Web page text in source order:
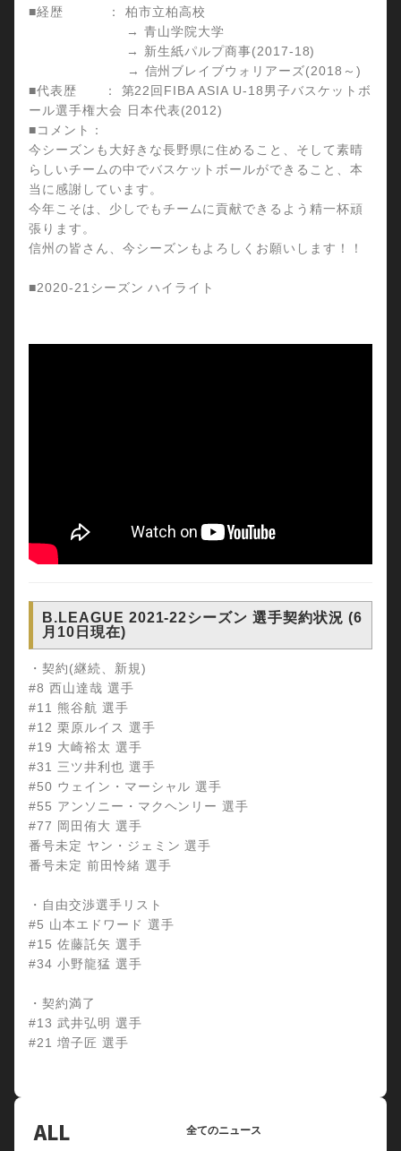
■経歴 ： 柏市立柏高校
→ 青山学院大学
→ 新生紙パルプ商事(2017-18)
→ 信州ブレイブウォリアーズ(2018～)
■代表歴 ： 第22回FIBA ASIA U-18男子バスケットボ
ール選手権大会 日本代表(2012)
■コメント：
今シーズンも大好きな長野県に住めること、そして素晴
らしいチームの中でバスケットボールができること、本
当に感謝しています。
今年こそは、少しでもチームに貢献できるよう精一杯頑
張ります。
信州の皆さん、今シーズンもよろしくお願いします！！
■2020-21シーズン ハイライト
B.LEAGUE 2021-22シーズン 選手契約状況 (6
月10日現在)
・契約(継続、新規)
#8 西山達哉 選手
#11 熊谷航 選手
#12 栗原ルイス 選手
#19 大崎裕太 選手
#31 三ツ井利也 選手
#50 ウェイン・マーシャル 選手
#55 アンソニー・マクヘンリー 選手
#77 岡田侑大 選手
番号未定 ヤン・ジェミン 選手
番号未定 前田怜緒 選手
・自由交渉選手リスト
#5 山本エドワード 選手
#15 佐藤託矢 選手
#34 小野龍猛 選手
・契約満了
#13 武井弘明 選手
#21 増子匠 選手
ALL 全てのニュース